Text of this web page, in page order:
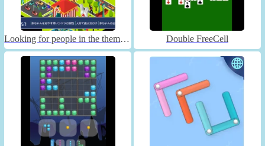
Looking for people in the theme park Double FreeCell